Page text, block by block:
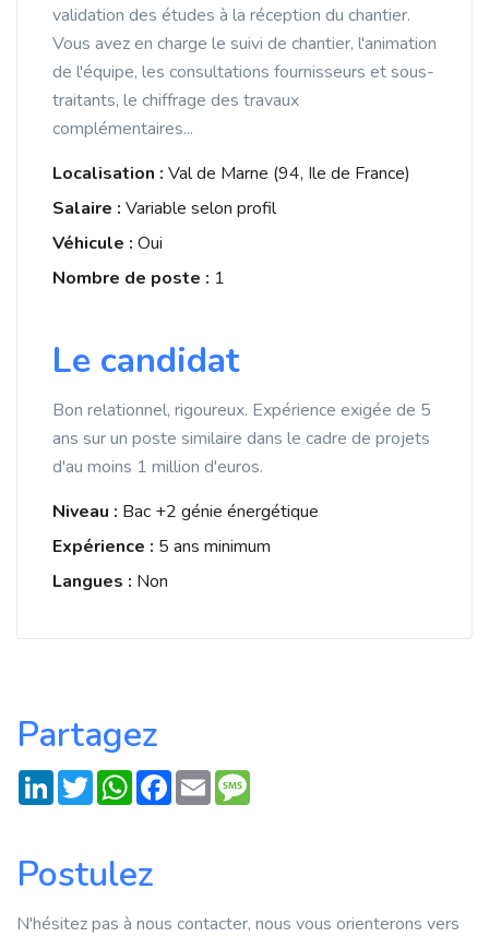
validation des études à la réception du chantier.
Vous avez en charge le suivi de chantier, l'animation
de l'équipe, les consultations fournisseurs et sous-
traitants, le chiffrage des travaux
complémentaires...
Localisation : Val de Marne (94, Ile de France)
Salaire : Variable selon profil
Véhicule : Oui
Nombre de poste : 1
Le candidat
Bon relationnel, rigoureux. Expérience exigée de 5
ans sur un poste similaire dans le cadre de projets
d'au moins 1 million d'euros.
Niveau : Bac +2 génie énergétique
Expérience : 5 ans minimum
Langues : Non
Partagez
LinkedInTwitterWhatsApp
Facebook
Email
Postulez
N'hésitez pas à nous contacter, nous vous orienterons vers